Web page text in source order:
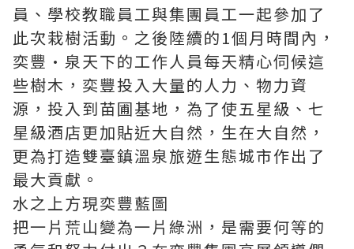
員、學校教職員工與集團員工一起參加了
此次栽樹活動。之後陸續的1個月時間內，
奕豐·泉天下的工作人員每天精心伺候這
些樹木，奕豐投入大量的人力、物力資
源，投入到苗圃基地，為了使五星級、七
星級酒店更加貼近大自然，生在大自然，
更為打造雙臺鎮溫泉旅遊生態城市作出了
最大貢獻。
水之上方現奕豐藍圖
把一片荒山變為一片綠洲，是需要何等的